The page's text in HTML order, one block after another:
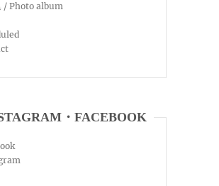
/ Photo album
・FACEBOOK